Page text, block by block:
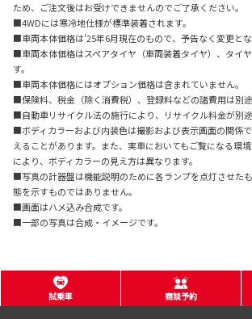
ため、ご注文後はお受けできませんのでご了承ください。
■4WDには寒冷地仕様が標準装着されます。
■車両本体価格は'25年6月現在のもので、予告なく変更とな
■車両本体価格はスペアタイヤ（車両装着タイヤ）、タイ
す。
■車両本体価格にはオプション価格は含まれていません。
■保険料、税金（除く消費税）、登録料などの諸費用は別途
■自動車リサイクル法の施行により、リサイクル料金が別途
■ボディカラーおよび内装色は撮影および表示画面の関係
えることがあります。また、実車においてもご覧になる環境
により、ボディカラーの見え方は異なります。
■写真の計器盤は機能説明のために各ランプを点灯させた
態を示すものではありません。
■画面はハメ込み合成です。
■一部の写真は合成・イメージです。
試乗車 商談予約